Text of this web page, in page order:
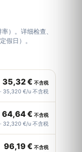
）。详细检查、
假日）。
35,32 € 不含税
35,320 €/u 不含税
64,64 € 不含税
32,320 €/u 不含税
96,19 € 不含税